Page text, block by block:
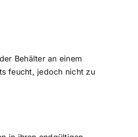
Behälter an einem
feucht, jedoch nicht zu